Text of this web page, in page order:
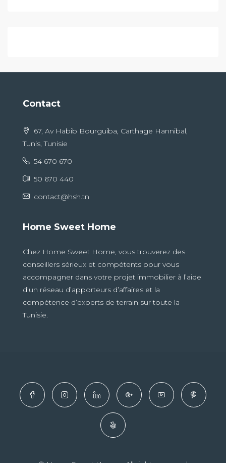
Contact
67, Av Habib Bourguiba, Carthage Hannibal,
Tunis, Tunisie
54 670 670
50 670 440
contact@hsh.tn
Home Sweet Home
Chez Home Sweet Home, vous trouverez des
conseillers sérieux et compétents pour vous
accompagner dans votre projet immobilier à l’aide
d’un réseau d’apporteurs d’affaires et la
compétence d’experts de terrain sur toute la
Tunisie.